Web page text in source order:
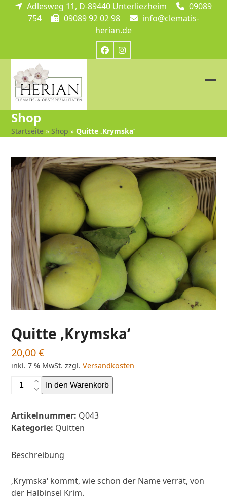
Skip
Adlesweg 11, D-89440 Unterliezheim
09089
754
09089 92 02 98
info@clematis-
herian.de
FacebookInstagram
Shop
Startseite » Shop »Quitte ‚Krymska‘
Quitte ‚Krymska‘
20,00€
inkl. 7 % MwSt. zzgl.Versandkosten
Quitte
'Krymska'
In den Warenkorb
Artikelnummer: Q043
Kategorie: Quitten
Beschreibung
‚Krymska‘ kommt, wie schon der Name verrät, von
der Halbinsel Krim.